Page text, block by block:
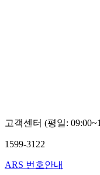
고객센터 (평일:
1599-3122
ARS 번호안내